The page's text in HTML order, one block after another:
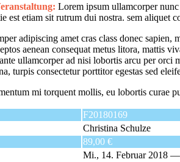
Lorem ipsum ullamcorper
est etiam sit rutrum dui nostra. sem
adipiscing amet cras class donec sapien,
aenean consequat metus litora, mattis
ullamcorper ad nisi lobortis arcu per orci
turpis consectetur porttitor egestas sed
mi torquent mollis, eu lobortis curae
F20180169
Christina Schulze
89,00 €
Mi., 14. Februar 2018